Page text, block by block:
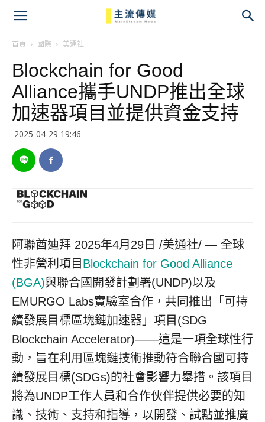
首頁 國際 美通社
Blockchain for Good
Alliance攜手UNDP推出全球
加速器項目並提供資金支持
2025-04-29 19:46
阿聯酋迪拜 2025年4月29日 /美通社/ — 全球
性非營利項目 Blockchain for Good Alliance
(BGA)與聯合國開發計劃署(UNDP)以及
EMURGO Labs實驗室合作，共同推出「可持
續發展目標區塊鏈加速器」項目(SDG
Blockchain Accelerator)——這是一項全球性行
動，旨在利用區塊鏈技術推動符合聯合國可持
續發展目標(SDGs)的社會影響力舉措。該項目
將為UNDP工作人員和合作伙伴提供必要的知
識、技術、支持和指導，以開發、試點並推廣